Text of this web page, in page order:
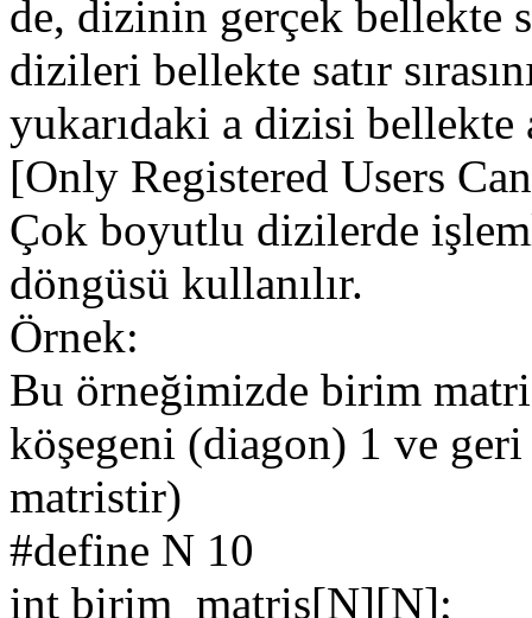
de, dizinin gerçek bellekte
dizileri bellekte satır
yukarıdaki a dizisi bellekte
[Only Registered Users
Çok boyutlu dizilerde
döngüsü kullanılır.
Örnek:
Bu örneğimizde birim
köşegeni (diagon) 1 ve geri
matristir)
#define N 10
int birim_matris[N][N];